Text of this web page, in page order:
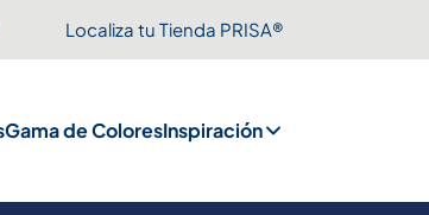
Localiza tu Tienda PRISA®
Gama de ColoresInspiración